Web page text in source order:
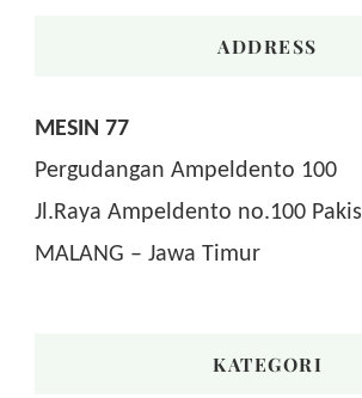
ADDRESS
MESIN 77
Pergudangan Ampeldento 100
Jl.Raya Ampeldento no.100 Pakis
MALANG – Jawa Timur
KATEGORI